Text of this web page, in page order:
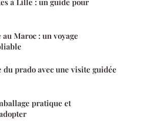
à Lille : un guide pour
Maroc : un voyage
du prado avec une visite guidée
pratique et